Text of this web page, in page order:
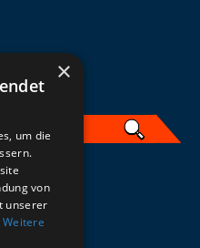
×
um die
von
unserer
Weitere